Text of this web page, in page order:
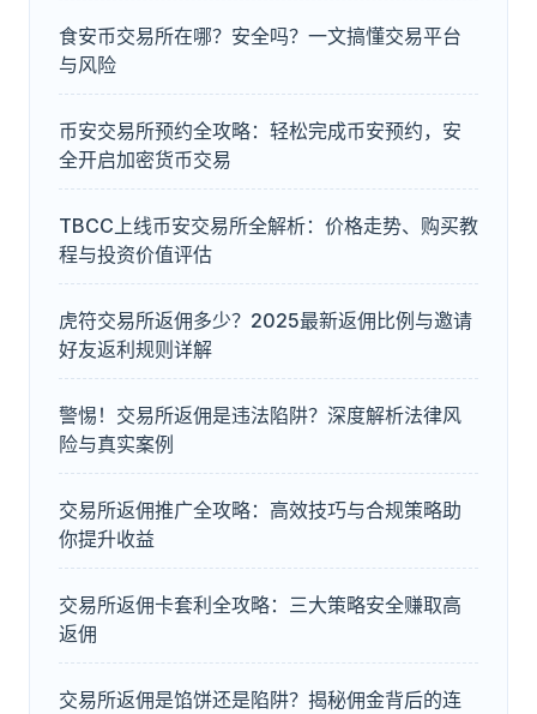
食安币交易所在哪？安全吗？一文搞懂交易平台
与风险
币安交易所预约全攻略：轻松完成币安预约，安
全开启加密货币交易
TBCC上线币安交易所全解析：价格走势、购买教
程与投资价值评估
虎符交易所返佣多少？2025最新返佣比例与邀请
好友返利规则详解
警惕！交易所返佣是违法陷阱？深度解析法律风
险与真实案例
交易所返佣推广全攻略：高效技巧与合规策略助
你提升收益
交易所返佣卡套利全攻略：三大策略安全赚取高
返佣
交易所返佣是馅饼还是陷阱？揭秘佣金背后的连